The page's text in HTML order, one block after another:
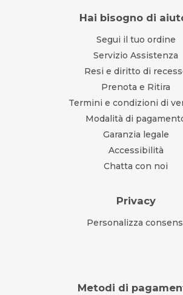
Hai bisogno di
Segui il tuo ordine
Servizio Assistenza
Resi e diritto di
Prenota e Ritira
Termini e condizioni di
Modalità di
Garanzia legale
Accessibilità
Chatta con noi
Privacy
Personalizza
Metodi di